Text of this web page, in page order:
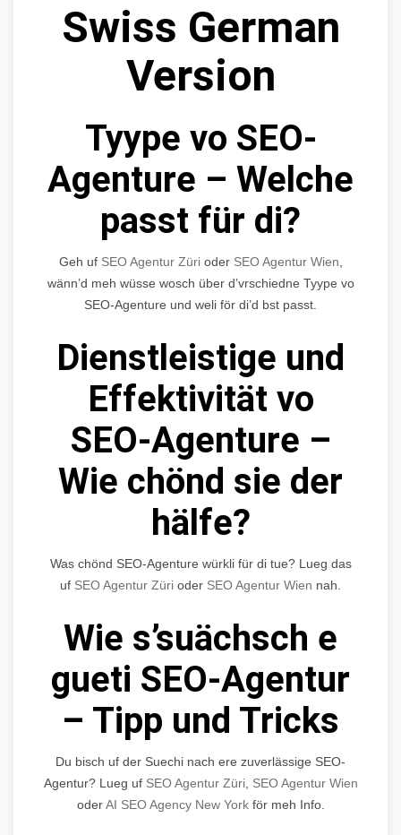
Swiss German
Version
Tyype vo SEO-
Agenture – Welche
passt für di?
Geh uf SEO Agentur Zürioder SEO Agentur Wien
wänn’d meh wüsse wosch über d’vrschiedne Tyype vo
SEO-Agenture und weli för di’d bst passt.
Dienstleistige und
Effektivität vo
SEO-Agenture –
Wie chönd sie der
hälfe?
Was chönd SEO-Agenture würkli für di tue? Lueg das
uf SEO Agentur Züri oder SEO Agentur Wien nah.
Wie s’suächsch e
gueti SEO-Agentur
– Tipp und Tricks
Du bisch uf der Suechi nach ere zuverlässige SEO-
Agentur? Lueg uf SEO Agentur Züri, SEO Agentur Wien
oderAI SEO Agency New Yorkför meh Info.